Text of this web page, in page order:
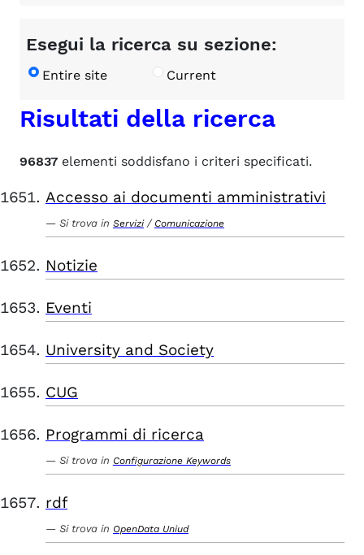
Esegui la ricerca su sezione:
Entire site Current
Risultati della ricerca
96837 elementi soddisfano i criteri specificati.
Accesso ai documenti amministrativi
Si trova in Servizi / Comunicazione
Notizie
Eventi
University and Society
CUG
Programmi di ricerca
Si trova in Configurazione Keywords
rdf
Si trova in OpenData Uniud